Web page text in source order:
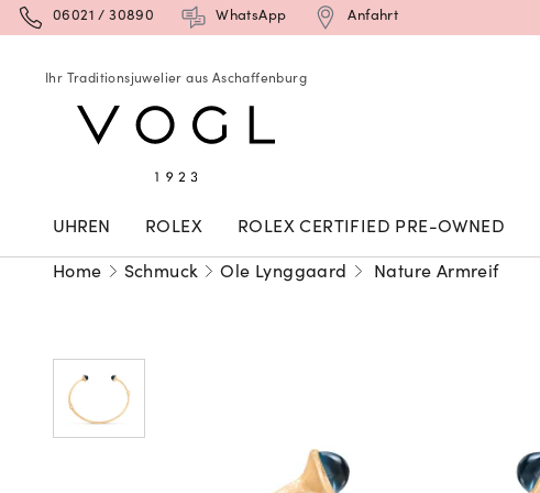
06021 / 30890 WhatsApp Anfahrt
Ihr Traditionsjuwelier aus Aschaffenburg
UHREN ROLEX ROLEX CERTIFIED PRE-OWNED
Home Schmuck Ole Lynggaard Nature Armreif